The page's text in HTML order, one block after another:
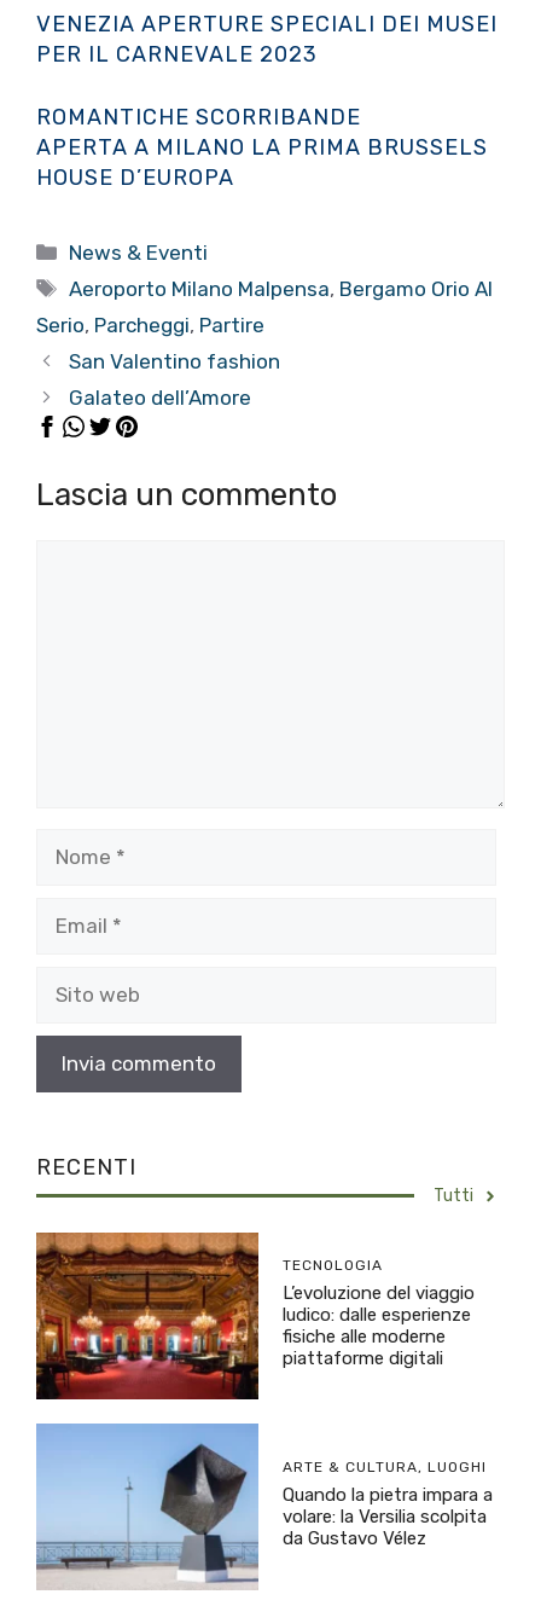
VENEZIA APERTURE SPECIALI DEI MUSEI
PER IL CARNEVALE 2023
ROMANTICHE SCORRIBANDE
APERTA A MILANO LA PRIMA BRUSSELS
HOUSE D’EUROPA
Categorie
News & Eventi
Tag
Aeroporto Milano Malpensa, Bergamo Orio Al
Serio, Parcheggi, Partire
San Valentino fashion
Galateo dell’Amore
Lascia un commento
RECENTI
Tutti
TECNOLOGIA
L’evoluzione del viaggio
ludico: dalle esperienze
fisiche alle moderne
piattaforme digitali
ARTE & CULTURA, LUOGHI
Quando la pietra impara a
volare: la Versilia scolpita
da Gustavo Vélez